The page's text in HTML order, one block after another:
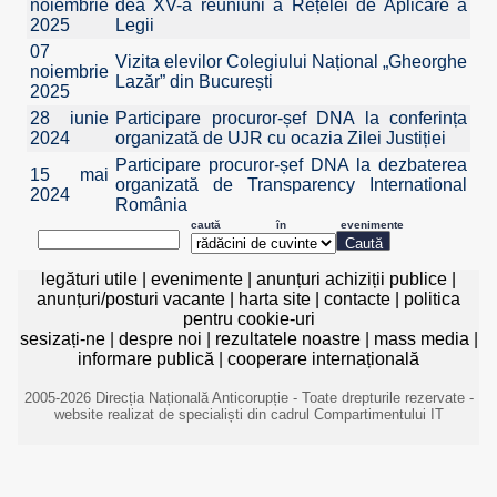
noiembrie
2025
dea XV-a reuniuni a Rețelei de Aplicare a
Legii
07
noiembrie
2025
Vizita elevilor Colegiului Național „Gheorghe
Lazăr” din București
28 iunie
2024
Participare procuror-șef DNA la conferința
organizată de UJR cu ocazia Zilei Justiției
15 mai
2024
Participare procuror-șef DNA la dezbaterea
organizată de Transparency International
România
caută în evenimente
legături utile evenimente anunțuri achiziții publice
anunțuri/posturi vacante
harta site contacte
politica
pentru cookie-uri
sesizați-ne| despre noi rezultatele noastre| mass media
informare publică
cooperare internațională
2005-2026 Direcția Națională Anticorupție - Toate drepturile rezervate -
website realizat de specialiști din cadrul Compartimentului IT